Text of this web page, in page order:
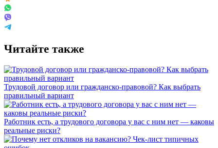
Читайте также
Трудовой договор или гражданско-правовой? Как выбрать
правильный вариант
Работник есть, а трудового договора у вас с ним нет — каковы
реальные риски?